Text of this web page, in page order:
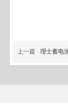
上一篇 理士蓄电